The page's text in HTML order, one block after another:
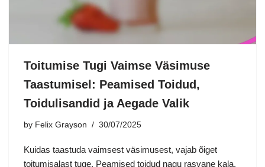
Toitumise Tugi Vaimse Väsimuse
Taastumisel: Peamised Toidud,
Toidulisandid ja Aegade Valik
by Felix Grayson 30/07/2025
Kuidas taastuda vaimsest väsimusest, vajab õiget
toitumisalast tuge. Peamised toidud nagu rasvane kala,